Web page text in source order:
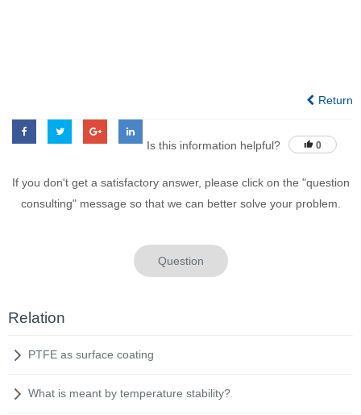
Return
Is this information helpful? 0
If you don't get a satisfactory answer, please click on the "question
consulting" message so that we can better solve your problem.
Question
Relation
PTFE as surface coating
What is meant by temperature stability?